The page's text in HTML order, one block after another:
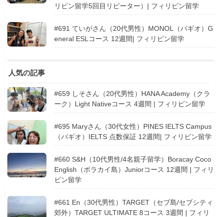
リピン留学5回目リピーター）| フィリピン留学
#691 ていがさん（20代男性）MONOL（バギオ）G
eneral ESLコース 12週間| フィリピン留学
人気の記事
#659 しそさん（20代男性）HANA Academy（クラ
ーク）Light Nativeコース 4週間 | フィリピン留学
#695 Maryさん（30代女性）PINES IELTS Campus
（バギオ）IELTS 点数保証 12週間| フィリピン留学
#660 S&H（10代男性/4名親子留学）Boracay Coco
English（ボラカイ島）Juniorコース 12週間 | フィリ
ピン留学
#661 En（30代男性）TARGET（セブ島/セブシティ
郊外）TARGET ULTIMATE 8コース 3週間 | フィリ